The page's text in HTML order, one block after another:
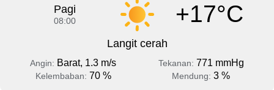
Pagi
08:00 +17°C
Langit cerah
Angin: Barat, 1.3 m/s Tekanan: 771 mmHg
Kelembaban: 70 % Mendung: 3 %